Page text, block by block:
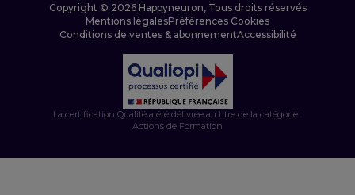
Copyright © 2026 Happyneuron, Tous droits réservés
Mentions légalesPréférences Cookies
Conditions de ventes & abonnementAccessibilité
La certification Qualité a été délivrée au titre de la catégorie :
Actions de Formation